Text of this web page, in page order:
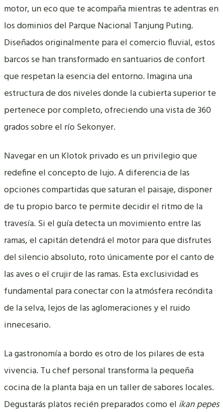
motor, un eco que te acompaña mientras te adentras en
los dominios del Parque Nacional Tanjung Puting.
Diseñados originalmente para el comercio fluvial, estos
barcos se han transformado en santuarios de confort
que respetan la esencia del entorno. Imagina una
estructura de dos niveles donde la cubierta superior te
pertenece por completo, ofreciendo una vista de 360
grados sobre el río Sekonyer.
Navegar en un Klotok privado es un privilegio que
redefine el concepto de lujo. A diferencia de las
opciones compartidas que saturan el paisaje, disponer
de tu propio barco te permite decidir el ritmo de la
travesía. Si el guía detecta un movimiento entre las
ramas, el capitán detendrá el motor para que disfrutes
del silencio absoluto, roto únicamente por el canto de
las aves o el crujir de las ramas. Esta exclusividad es
fundamental para conectar con la atmósfera recóndita
de la selva, lejos de las aglomeraciones y el ruido
innecesario.
La gastronomía a bordo es otro de los pilares de esta
vivencia. Tu chef personal transforma la pequeña
cocina de la planta baja en un taller de sabores locales.
Degustarás platos recién preparados como el ikan pepes